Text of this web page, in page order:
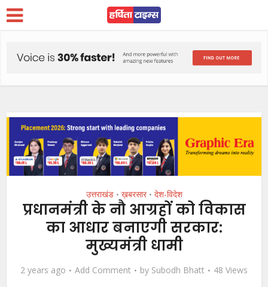
उत्तराखंड • ख़बरसार • देश-विदेश
प्रधानमंत्री के नौ आग्रहों को विकास
का आधार बनाएगी सरकार:
मुख्यमंत्री धामी
2 years ago Add Comment by Subodh Bhatt 48 Views